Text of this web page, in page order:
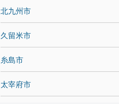
北九州市
久留米市
糸島市
太宰府市